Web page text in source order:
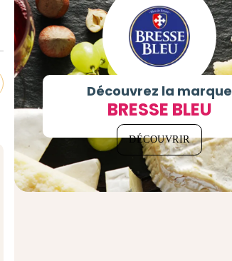
Découvrez la marque
BRESSE BLEU
DÉCOUVRIR